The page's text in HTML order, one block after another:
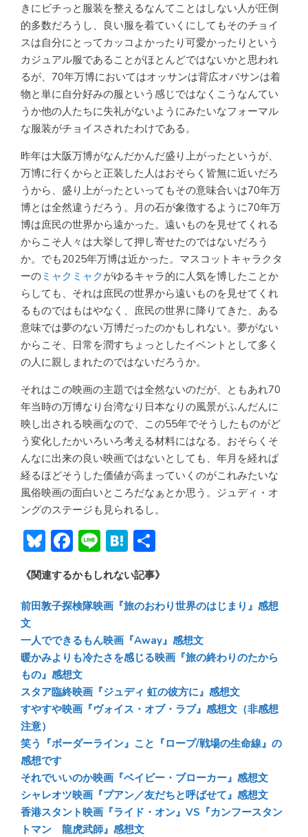
きにビチっと服装を整えるなんてことはしない人が圧倒
的多数だろうし、良い服を着ていくにしてもそのチョイ
スは自分にとってカッコよかったり可愛かったりという
カジュアル服であることがほとんどではないかと思われ
るが、70年万博においてはオッサンは背広オバサンは着
物と単に自分好みの服という感じではなくこうなんてい
うか他の人たちに失礼がないようにみたいなフォーマル
な服装がチョイスされたわけである。
昨年は大阪万博がなんだかんだ盛り上がったというが、
万博に行くからと正装した人はおそらく皆無に近いだろ
うから、盛り上がったといってもその意味合いは70年万
博とは全然違うだろう。月の石が象徴するように70年万
博は庶民の世界から遠かった。遠いものを見せてくれる
からこそ人々は大挙して押し寄せたのではないだろう
か。でも2025年万博は近かった。マスコットキャラクタ
ーのミャクミャクがゆるキャラ的に人気を博したことか
らしても、それは庶民の世界から遠いものを見せてくれ
るものではもはやなく、庶民の世界に降りてきた、ある
意味では夢のない万博だったのかもしれない。夢がない
からこそ、日常を潤すちょっとしたイベントとして多く
の人に親しまれたのではないだろうか。
それはこの映画の主題では全然ないのだが、ともあれ70
年当時の万博なり台湾なり日本なりの風景がふんだんに
映し出される映画なので、この55年でそうしたものがど
う変化したかいろいろ考える材料にはなる。おそらくそ
んなに出来の良い映画ではないとしても、年月を経れば
経るほどそうした価値が高まっていくのがこれみたいな
風俗映画の面白いところだなぁとか思う。ジュディ・オ
ングのステージも見られるし。
Bl
u
e
sk
y
F
ac
e
b
o
ok
Li
n
e
H
at
e
n
a
有
《関連するかもしれない記事》
前田敦子探検隊映画『旅のおわり世界のはじまり』感想
文
一人でできるもん映画『Away』感想文
暖かみよりも冷たさを感じる映画『旅の終わりのたから
もの』感想文
スタア臨終映画『ジュディ 虹の彼方に』感想文
すやすや映画『ヴォイス・オブ・ラブ』感想文（非感想
注意）
笑う『ボーダーライン』こと『ロープ/戦場の生命線』の
感想です
それでいいのか映画『ベイビー・ブローカー』感想文
シャレオツ映画『プアン／友だちと呼ばせて』感想文
香港スタント映画『ライド・オン』VS『カンフースタン
トマン 龍虎武師』感想文